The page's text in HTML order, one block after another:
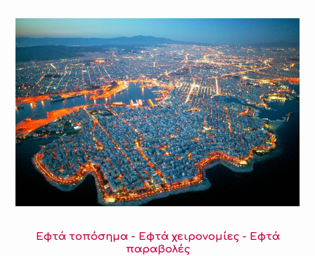
Εφτά τοπόσημα - Εφτά χειρονομίες - Εφτά
παραβολές